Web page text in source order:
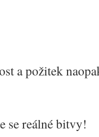
a požitek
se reálné bitvy!